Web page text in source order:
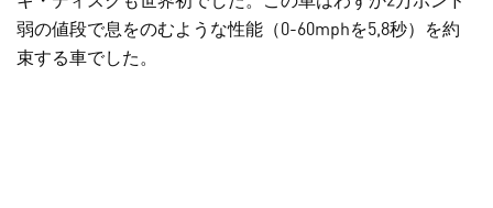
弱の値段で息をのむような性能（0-60mphを5,8秒）を約
束する車でした。